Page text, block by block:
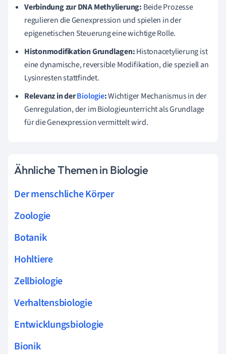
Verbindung zur DNA Methylierung: Beide Prozesse
regulieren die Genexpression und spielen in der
epigenetischen Steuerung eine wichtige Rolle.
Histonmodifikation Grundlagen:Histonacetylierung ist
eine dynamische, reversible Modifikation, die speziell an
Lysinresten stattfindet.
Relevanz in derBiologie:Wichtiger Mechanismus in der
Genregulation, der im Biologieunterricht als Grundlage
für die Genexpression vermittelt wird.
Ähnliche Themen in Biologie
Der menschliche Körper
Zoologie
Botanik
Hohltiere
Zellbiologie
Verhaltensbiologie
Entwicklungsbiologie
Bionik